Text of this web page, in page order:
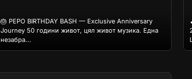
🎂 PEPO BIRTHDAY BASH — Exclusive Anniversary
Journey 50 години живот, цял живот музика. Една
незабра...